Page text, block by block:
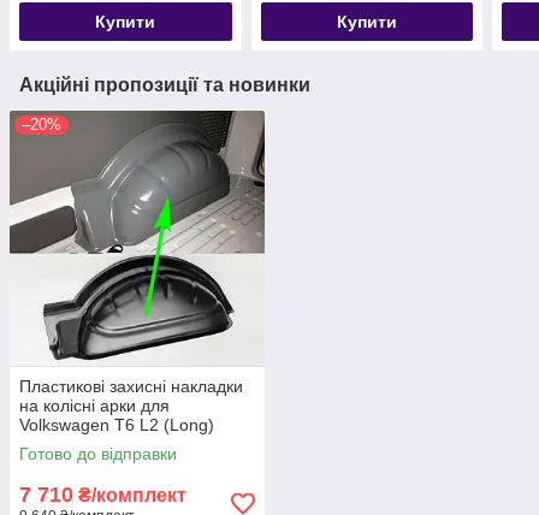
Купити Купити
Акційні пропозиції та новинки
–20%
Пластикові захисні накладки
на колісні арки для
Volkswagen T6 L2 (Long)
2015+
Готово до відправки
7 710 ₴/комплект